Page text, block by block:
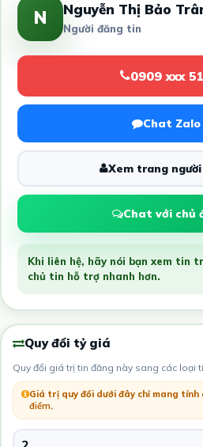
N Nguyễn Thị Bảo
Người đăng tin
0909 xxx
Chat Zalo
Xem trang
Chat với chủ
Khi liên hệ, hãy nói bạn xem tin
chủ tin hỗ trợ nhanh hơn.
Quy đổi tỷ giá
Quy đổi giá trị tin đăng này sang các loại
Giá trị quy đổi dưới đây chỉ mang tính
điểm.